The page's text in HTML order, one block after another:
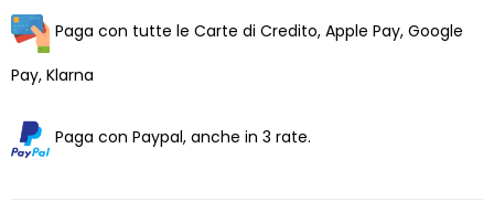
Paga con tutte le Carte di Credito, Apple Pay, Google
Pay, Klarna
Paga con Paypal, anche in 3 rate.